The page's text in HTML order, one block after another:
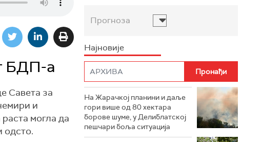
БДП-а
Савета за
и
могла да
одсто.
Прогноза
Најновије
На Жарачкој планини и даље
гори више од 80 хектара
борове шуме, у Делиблатској
пешчари боља ситуација